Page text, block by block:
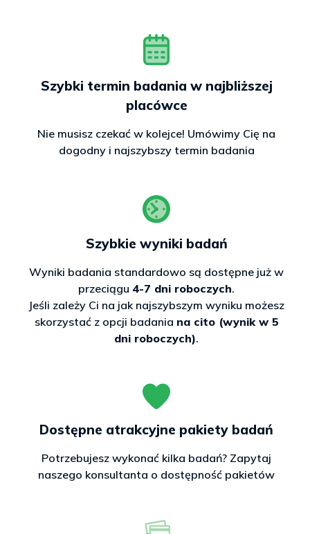
Szybki termin badania w najbliższej
placówce
Nie musisz czekać w kolejce! Umówimy Cię na
dogodny i najszybszy termin badania
Szybkie wyniki badań
Wyniki badania standardowo są dostępne już w
przeciągu 4-7 dni roboczych.
Jeśli zależy Ci na jak najszybszym wyniku możesz
skorzystać z opcji badania na cito (wynik w 5
dni roboczych).
Dostępne atrakcyjne pakiety badań
Potrzebujesz wykonać kilka badań? Zapytaj
naszego konsultanta o dostępność pakietów